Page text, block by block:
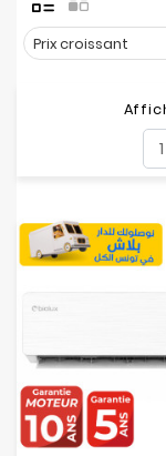
Impression
Electroménager
Bureautique
Réseau
&
Sécurité
Prix croissant
1